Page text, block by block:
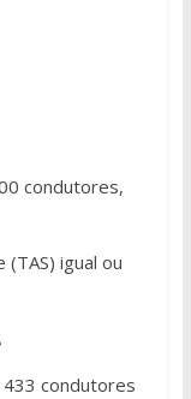
condutores,
igual ou
condutores